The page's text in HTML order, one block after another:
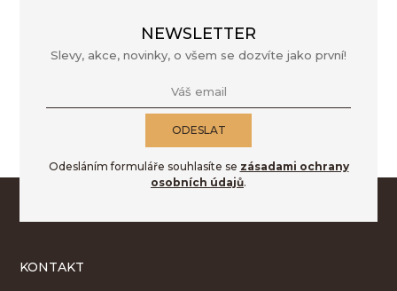
NEWSLETTER
Slevy, akce, novinky, o všem se dozvíte jako první!
Váš email
ODESLAT
Odesláním formuláře souhlasíte se zásadami ochrany
osobních údajů.
KONTAKT